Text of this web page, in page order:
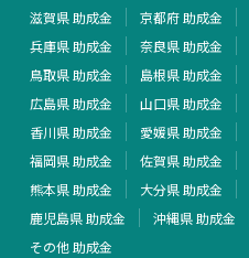
滋賀県 助成金
京都府 助成金
兵庫県 助成金
奈良県 助成金
鳥取県 助成金
島根県 助成金
広島県 助成金
山口県 助成金
香川県 助成金
愛媛県 助成金
福岡県 助成金
佐賀県 助成金
熊本県 助成金
大分県 助成金
鹿児島県 助成金
沖縄県 助成金
その他 助成金